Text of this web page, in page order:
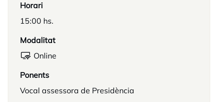
Horari
15:00 hs.
Modalitat
Online
Ponents
Vocal assessora de Presidència